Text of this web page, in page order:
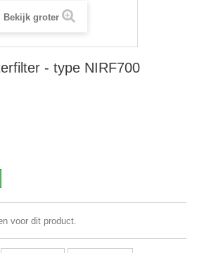
Bekijk groter
- type NIRF700
voor dit product.